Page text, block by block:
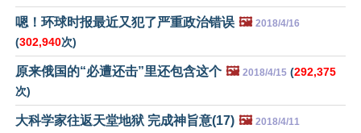
嗯！环球时报最近又犯了严重政治错误 🖼️ 2018/4/16
(302,940次)
原来俄国的“必遭还击”里还包含这个 🖼️ 2018/4/15 (292,375
次)
大科学家往返天堂地狱 完成神旨意(17) 🖼️ 2018/4/11